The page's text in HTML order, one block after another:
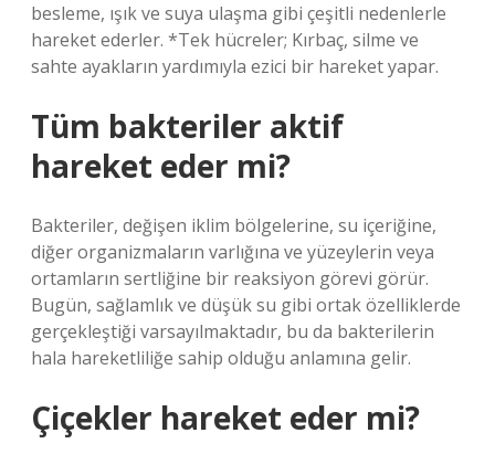
besleme, ışık ve suya ulaşma gibi çeşitli nedenlerle
hareket ederler. *Tek hücreler; Kırbaç, silme ve
sahte ayakların yardımıyla ezici bir hareket yapar.
Tüm bakteriler aktif
hareket eder mi?
Bakteriler, değişen iklim bölgelerine, su içeriğine,
diğer organizmaların varlığına ve yüzeylerin veya
ortamların sertliğine bir reaksiyon görevi görür.
Bugün, sağlamlık ve düşük su gibi ortak özelliklerde
gerçekleştiği varsayılmaktadır, bu da bakterilerin
hala hareketliliğe sahip olduğu anlamına gelir.
Çiçekler hareket eder mi?